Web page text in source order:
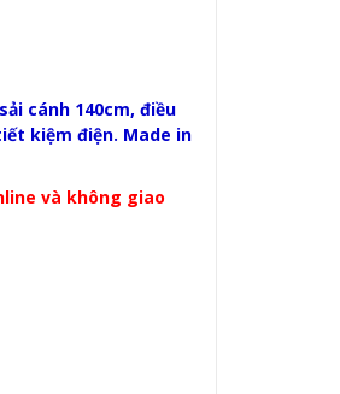
cánh 140cm, điều
kiệm điện. Made in
và không giao